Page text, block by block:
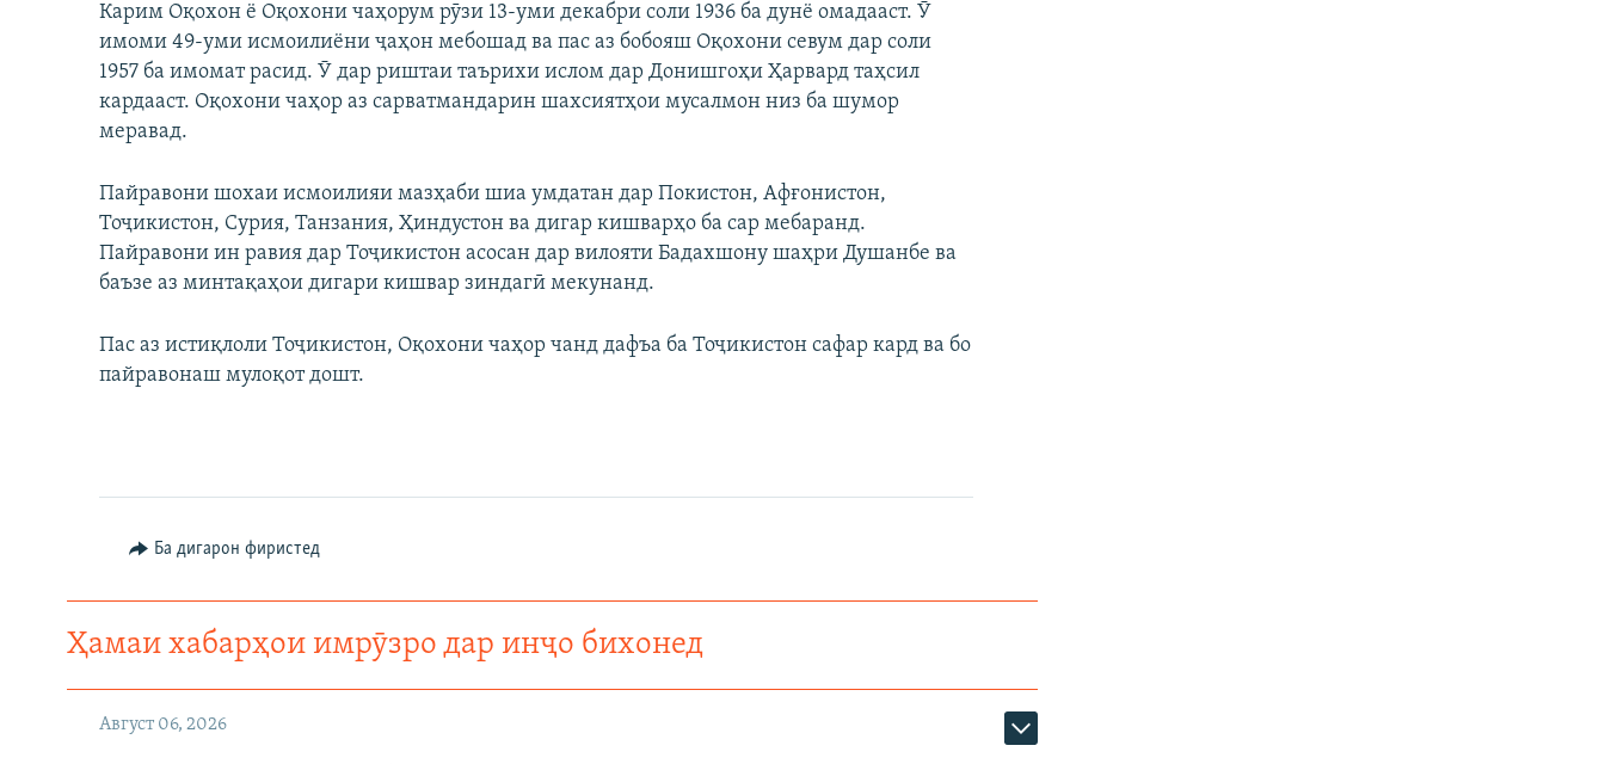
Карим Оқохон ё Оқохони чаҳорум рӯзи 13-уми декабри соли 1936 ба дунё омадааст. Ӯ
имоми 49-уми исмоилиёни ҷаҳон мебошад ва пас аз бобояш Оқохони севум дар соли
1957 ба имомат расид. Ӯ дар риштаи таърихи ислом дар Донишгоҳи Ҳарвард таҳсил
кардааст. Оқохони чаҳор аз сарватмандарин шахсиятҳои мусалмон низ ба шумор
меравад.
Пайравони шохаи исмоилияи мазҳаби шиа умдатан дар Покистон, Афғонистон,
Тоҷикистон, Сурия, Танзания, Ҳиндустон ва дигар кишварҳо ба сар мебаранд.
Пайравони ин равия дар Тоҷикистон асосан дар вилояти Бадахшону шаҳри Душанбе ва
баъзе аз минтақаҳои дигари кишвар зиндагӣ мекунанд.
Пас аз истиқлоли Тоҷикистон, Оқохони чаҳор чанд дафъа ба Тоҷикистон сафар кард ва бо
пайравонаш мулоқот дошт.
Ба дигарон фиристед
Ҳамаи хабарҳои имрӯзро дар инҷо бихонед
Август 06, 2026